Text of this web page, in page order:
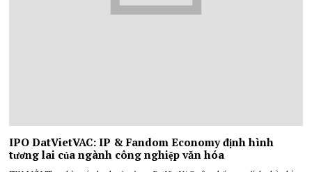
IPO DatVietVAC: IP & Fandom Economy định hình
tương lai của ngành công nghiệp văn hóa